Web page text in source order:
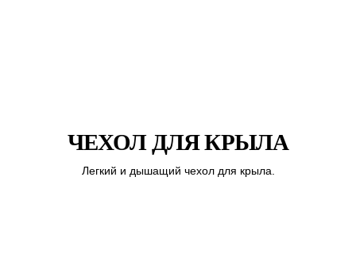
ЧЕХОЛ ДЛЯ КРЫЛА
Легкий и дышащий чехол для крыла.